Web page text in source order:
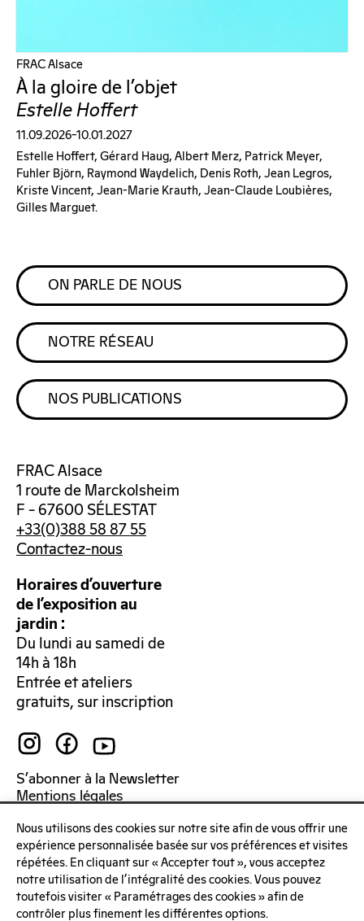
FRAC Alsace
À la gloire de l’objet
Estelle Hoffert
11.09.2026–10.01.2027
Estelle Hoffert, Gérard Haug, Albert Merz, Patrick Meyer,
Fuhler Björn, Raymond Waydelich, Denis Roth, Jean Legros,
Kriste Vincent, Jean-Marie Krauth, Jean-Claude Loubières,
Gilles Marguet.
ON PARLE DE NOUS
NOTRE RÉSEAU
NOS PUBLICATIONS
FRAC Alsace
1 route de Marckolsheim
F – 67600 SÉLESTAT
+33(0)388 58 87 55
Contactez-nous
Horaires d’ouverture
de l’exposition au
jardin :
Du lundi au samedi de
14h à 18h
Entrée et ateliers
gratuits, sur inscription
S’abonner à la Newsletter
Mentions légales
Nous utilisons des cookies sur notre site afin de vous offrir une
expérience personnalisée basée sur vos préférences et visites
répétées. En cliquant sur « Accepter tout », vous acceptez
notre utilisation de l'intégralité des cookies. Vous pouvez
toutefois visiter « Paramétrages des cookies » afin de
contrôler plus finement les différentes options.